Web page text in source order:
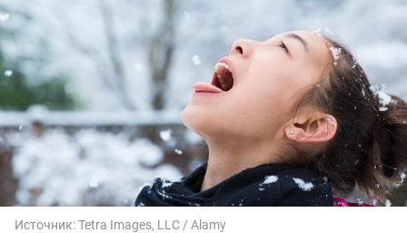
Источник:Tetra Images, LLC / Alamy